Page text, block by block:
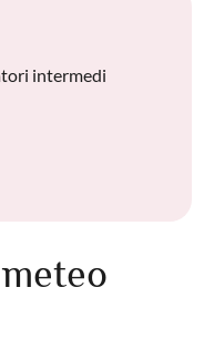
intermedi